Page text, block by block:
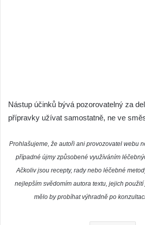
Nástup účinků bývá pozorovatelný za
přípravky užívat samostatně, ne ve
Prohlašujeme, že autoři ani provozovatel webu
případné újmy způsobené využíváním
Ačkoliv jsou recepty, rady nebo léčebné
nejlepším svědomím autora textu, jejich
mělo by probíhat výhradně po